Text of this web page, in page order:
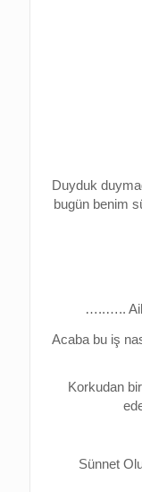
Duyduk
bugün benim
…..…..
Acaba bu iş
Korkudan
Sünnet